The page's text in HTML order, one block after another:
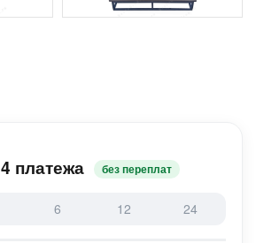
4 платежа без переплат
6 12 24